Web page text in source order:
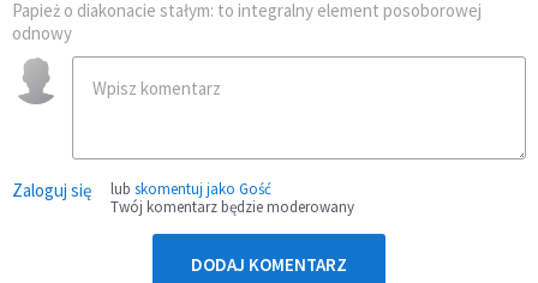
Papież o diakonacie stałym: to integralny element posoborowej
odnowy
Zaloguj się lub skomentuj jako Gość
Twój komentarz będzie moderowany
DODAJ KOMENTARZ